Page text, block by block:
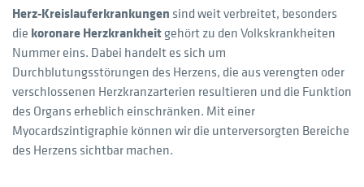
Herz-Kreislauferkrankungen sind weit verbreitet, besonders
die koronare Herzkrankheitgehört zu den Volkskrankheiten
Nummer eins. Dabei handelt es sich um
Durchblutungsstörungen des Herzens, die aus verengten oder
verschlossenen Herzkranzarterien resultieren und die Funktion
des Organs erheblich einschränken. Mit einer
Myocardszintigraphie können wir die unterversorgten Bereiche
des Herzens sichtbar machen.